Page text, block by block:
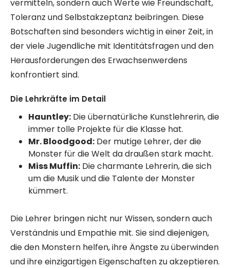
vermitteln, sondern auch Werte wie Freundschaft,
Toleranz und Selbstakzeptanz beibringen. Diese
Botschaften sind besonders wichtig in einer Zeit, in
der viele Jugendliche mit Identitätsfragen und den
Herausforderungen des Erwachsenwerdens
konfrontiert sind.
Die Lehrkräfte im Detail
Hauntley: Die übernatürliche Kunstlehrerin, die
immer tolle Projekte für die Klasse hat.
Mr. Bloodgood: Der mutige Lehrer, der die
Monster für die Welt da draußen stark macht.
Miss Muffin: Die charmante Lehrerin, die sich
um die Musik und die Talente der Monster
kümmert.
Die Lehrer bringen nicht nur Wissen, sondern auch
Verständnis und Empathie mit. Sie sind diejenigen,
die den Monstern helfen, ihre Ängste zu überwinden
und ihre einzigartigen Eigenschaften zu akzeptieren.